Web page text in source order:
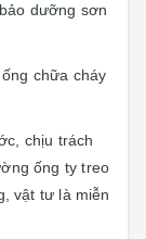
dưỡng sơn
chữa cháy
chịu trách
ống ty treo
vật tư là miễn